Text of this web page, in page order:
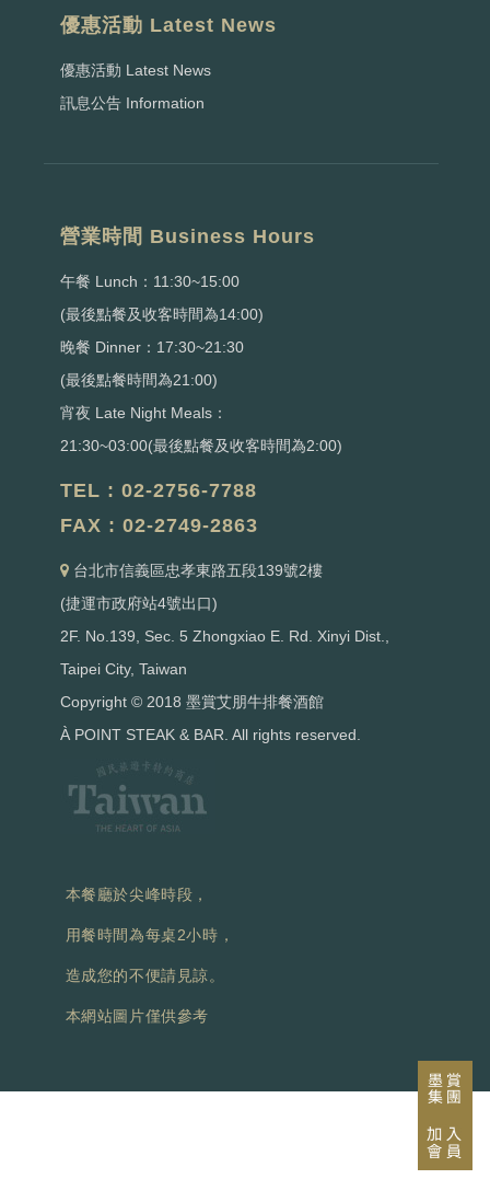
優惠活動 Latest News
優惠活動 Latest News
訊息公告 Information
營業時間 Business Hours
午餐 Lunch：11:30~15:00
(最後點餐及收客時間為14:00)
晚餐 Dinner：17:30~21:30
(最後點餐時間為21:00)
宵夜 Late Night Meals：
21:30~03:00(最後點餐及收客時間為2:00)
TEL : 02-2756-7788
FAX : 02-2749-2863
台北市信義區忠孝東路五段139號2樓
(捷運市政府站4號出口)
2F. No.139, Sec. 5 Zhongxiao E. Rd. Xinyi Dist.,
Taipei City, Taiwan
Copyright © 2018 墨賞艾朋牛排餐酒館
À POINT STEAK & BAR. All rights reserved.
本餐廳於尖峰時段，
用餐時間為每桌2小時，
造成您的不便請見諒。
本網站圖片僅供參考